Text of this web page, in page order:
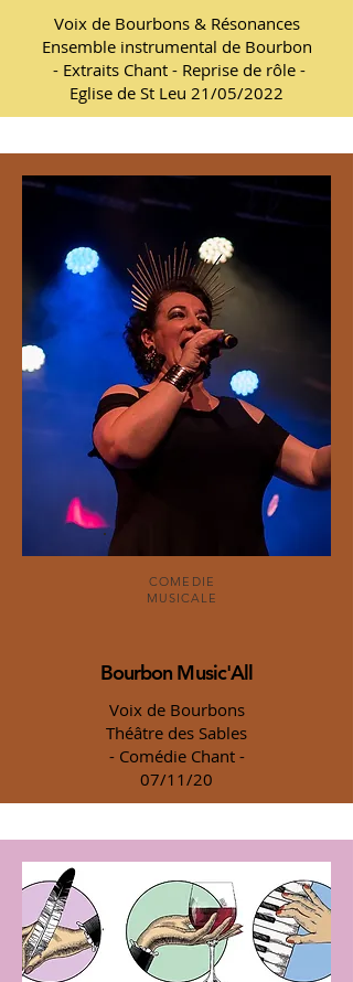
Voix de Bourbons & Résonances
Ensemble instrumental de Bourbon
- Extraits Chant - Reprise de rôle -
Eglise de St Leu 21/05/2022​
COMEDIE
MUSICALE
Bourbon Music'All
Voix de Bourbons
Théâtre des Sables
- Comédie Chant -
07/11/20